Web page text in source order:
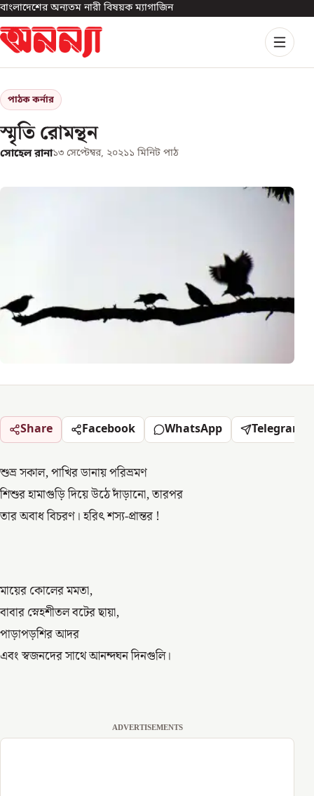
বাংলাদেশের অন্যতম নারী বিষয়ক ম্যাগাজিন
পাঠক কর্নার
স্মৃতি রোমন্থন
সোহেল রানা১৩ সেপ্টেম্বর, ২০২১১ মিনিট পাঠ
Share Facebook WhatsApp Telegram
শুভ্র সকাল, পাখির ডানায় পরিভ্রমণ
শিশুর হামাগুড়ি দিয়ে উঠে দাঁড়ানো, তারপর
তার অবাধ বিচরণ। হরিৎ শস্য-প্রান্তর !
মায়ের কোলের মমতা,
বাবার স্নেহশীতল বটের ছায়া,
পাড়াপড়শির আদর
এবং স্বজনদের সাথে আনন্দঘন দিনগুলি।
ADVERTISEMENTS